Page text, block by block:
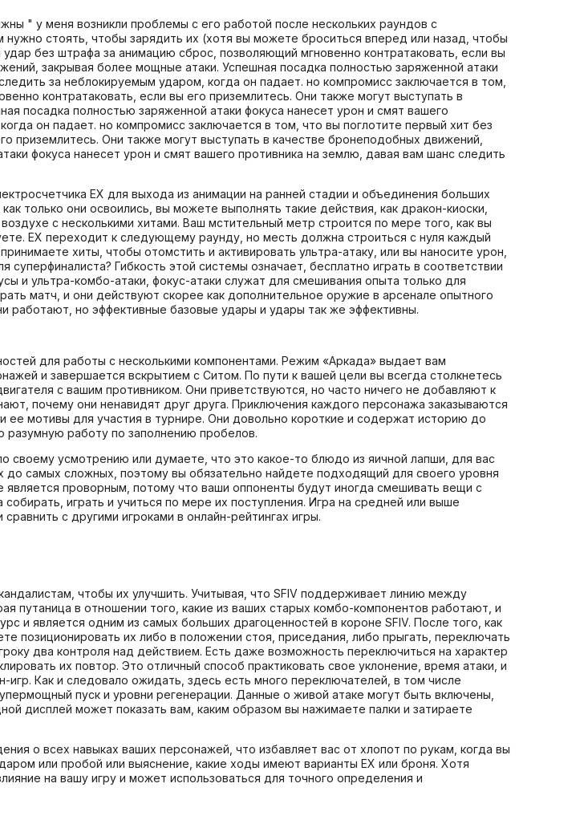
" у меня возникли проблемы с его работой после нескольких раундов с
стоять, чтобы зарядить их (хотя вы можете броситься вперед или назад, чтобы
без штрафа за анимацию сброс, позволяющий мгновенно контратаковать, если вы
закрывая более мощные атаки. Успешная посадка полностью заряженной атаки
за неблокируемым ударом, когда он падает. но компромисс заключается в том,
контратаковать, если вы его приземлитесь. Они также могут выступать в
посадка полностью заряженной атаки фокуса нанесет урон и смят вашего
он падает. но компромисс заключается в том, что вы поглотите первый хит без
приземлитесь. Они также могут выступать в качестве бронеподобных движений,
фокуса нанесет урон и смят вашего противника на землю, давая вам шанс следить
EX для выхода из анимации на ранней стадии и объединения больших
только они освоились, вы можете выполнять такие действия, как дракон-киоски,
с несколькими хитами. Ваш мстительный метр строится по мере того, как вы
EX переходит к следующему раунду, но месть должна строиться с нуля каждый
хиты, чтобы отомстить и активировать ультра-атаку, или вы наносите урон,
Гибкость этой системы означает, бесплатно играть в соответствии
и ультра-комбо-атаки, фокус-атаки служат для смешивания опыта только для
матч, и они действуют скорее как дополнительное оружие в арсенале опытного
работают, но эффективные базовые удары и удары так же эффективны.
для работы с несколькими компонентами. Режим «Аркада» выдает вам
и завершается вскрытием с Ситом. По пути к вашей цели вы всегда столкнетесь
с вашим противником. Они приветствуются, но часто ничего не добавляют к
почему они ненавидят друг друга. Приключения каждого персонажа заказываются
ее мотивы для участия в турнире. Они довольно короткие и содержат историю до
работу по заполнению пробелов.
своему усмотрению или думаете, что это какое-то блюдо из яичной лапши, для вас
самых сложных, поэтому вы обязательно найдете подходящий для своего уровня
проворным, потому что ваши оппоненты будут иногда смешивать вещи с
играть и учиться по мере их поступления. Игра на средней или выше
с другими игроками в онлайн-рейтингах игры.
чтобы их улучшить. Учитывая, что SFIV поддерживает линию между
путаница в отношении того, какие из ваших старых комбо-компонентов работают, и
и является одним из самых больших драгоценностей в короне SFIV. После того, как
позиционировать их либо в положении стоя, приседания, либо прыгать, переключать
два контроля над действием. Есть даже возможность переключиться на характер
их повтор. Это отличный способ практиковать свое уклонение, время атаки, и
Как и следовало ожидать, здесь есть много переключателей, в том числе
пуск и уровни регенерации. Данные о живой атаке могут быть включены,
дисплей может показать вам, каким образом вы нажимаете палки и затираете
о всех навыках ваших персонажей, что избавляет вас от хлопот по рукам, когда вы
или пробой или выяснение, какие ходы имеют варианты EX или броня. Хотя
на вашу игру и может использоваться для точного определения и